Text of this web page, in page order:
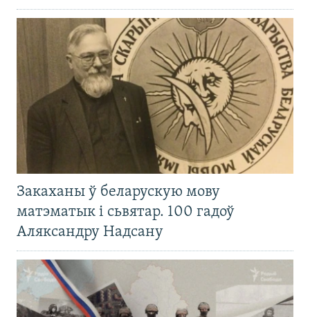
Закаханы ў беларускую мову
матэматык і сьвятар. 100 гадоў
Аляксандру Надсану